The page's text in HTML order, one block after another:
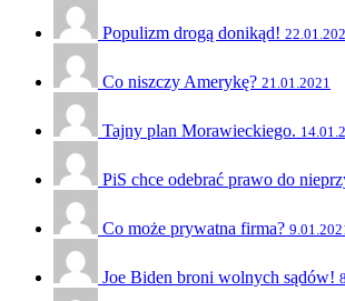
Populizm drogą donikąd!
Co niszczy Amerykę? 21.01.2021
Tajny plan Morawieckiego.
PiS chce odebrać prawo do
Co może prywatna firma?
Joe Biden broni wolnych sądów!